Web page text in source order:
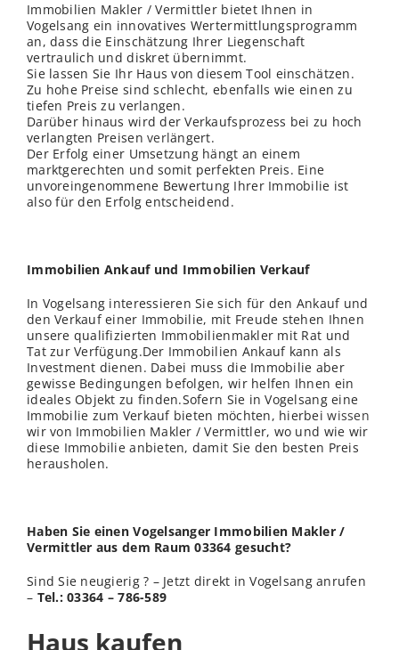
Immobilien Makler / Vermittler bietet Ihnen in
Vogelsang ein innovatives Wertermittlungsprogramm
an, dass die Einschätzung Ihrer Liegenschaft
vertraulich und diskret übernimmt.
Sie lassen Sie Ihr Haus von diesem Tool einschätzen.
Zu hohe Preise sind schlecht, ebenfalls wie einen zu
tiefen Preis zu verlangen.
Darüber hinaus wird der Verkaufsprozess bei zu hoch
verlangten Preisenverlängert.
Der Erfolg einer Umsetzung hängt an einem
marktgerechten und somit perfekten Preis. Eine
unvoreingenommene Bewertung Ihrer Immobilie ist
also für den Erfolg entscheidend.
Immobilien Ankauf und Immobilien Verkauf
In Vogelsang interessieren Sie sich für den Ankauf und
den Verkauf einer Immobilie, mit Freude stehen Ihnen
unsere qualifizierten Immobilienmakler mit Rat und
Tat zur Verfügung.Der Immobilien Ankauf kann als
Investment dienen. Dabei muss die Immobilie aber
gewisse Bedingungen befolgen, wir helfen Ihnen ein
ideales Objekt zu finden.Sofern Sie in Vogelsang eine
Immobilie zum Verkauf bieten möchten, hierbeiwissen
wir von Immobilien Makler / Vermittler, wo und wie wir
diese Immobilie anbieten, damit Sie den besten Preis
herausholen.
Haben Sie einen Vogelsanger Immobilien Makler /
Vermittler aus dem Raum 03364 gesucht?
Sind Sie neugierig ? – Jetzt direkt in Vogelsang anrufen
– Tel.: 03364 – 786-589
Haus kaufen